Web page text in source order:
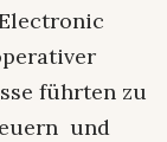
führten zu
und